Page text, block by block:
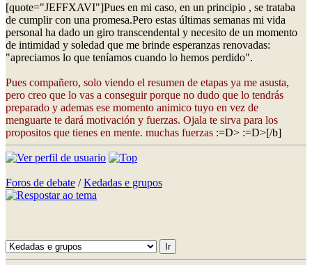
[quote="JEFFXAVI"]Pues en mi caso, en un principio , se trataba
de cumplir con una promesa.Pero estas últimas semanas mi vida
personal ha dado un giro transcendental y necesito de un momento
de intimidad y soledad que me brinde esperanzas renovadas:
"apreciamos lo que teníamos cuando lo hemos perdido".
Pues compañero, solo viendo el resumen de etapas ya me asusta,
pero creo que lo vas a conseguir porque no dudo que lo tendrás
preparado y ademas ese momento animico tuyo en vez de
menguarte te dará motivación y fuerzas. Ojala te sirva para los
propositos que tienes en mente. muchas fuerzas :=D> :=D>[/b]
Foros de debate /Kedadas e grupos